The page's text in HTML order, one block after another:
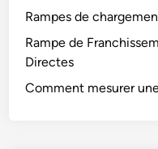
Rampes de
Rampe de
Directes
Comment mesurer